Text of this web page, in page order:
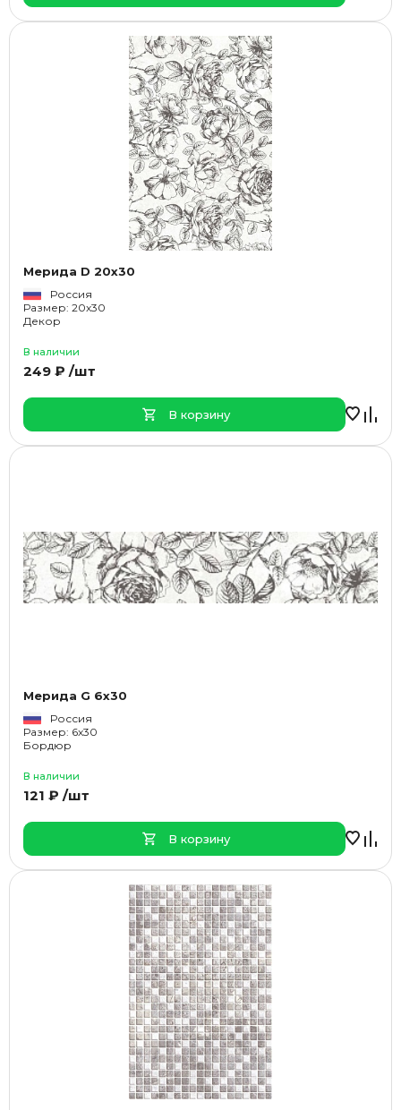
Мерида D 20x30
Россия
Размер: 20x30
Декор
В наличии
249 ₽ /шт
В корзину
Мерида G 6x30
Россия
Размер: 6x30
Бордюр
В наличии
121 ₽ /шт
В корзину